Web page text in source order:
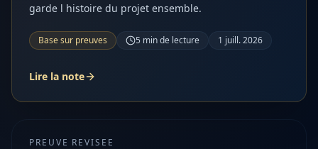
garde l histoire du projet ensemble.
Base sur preuves 5 min de lecture 1 juill. 2026
Lire la note
PREUVE REVISEE